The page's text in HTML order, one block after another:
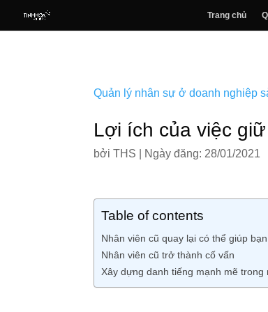
Trang chủ
Quản lý nhân sự ở doanh nghiệp
Lợi ích của việc
bởiTHS Ngày đăng: 28/01/2021
Table of contents
Nhân viên cũ quay lại có thể giúp
Nhân viên cũ trở thành cố vấn
Xây dựng danh tiếng mạnh mẽ trong